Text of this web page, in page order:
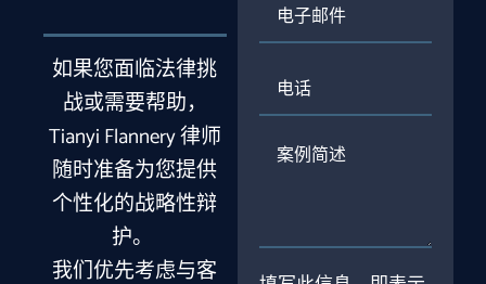
如果您面临法律挑
战或需要帮助，
Tianyi Flannery 律师
随时准备为您提供
个性化的战略性辩
护。
我们优先考虑与客
邮